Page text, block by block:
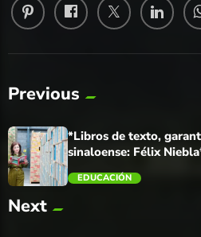
Previous
*Libros de texto,
sinaloense: Félix
EDUCACIÓN
Next